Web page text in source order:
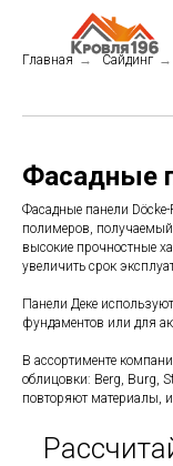
Главная → Сайдинг →
Фасадные
Фасадные панели
полимеров, получаемый
высокие прочностные
увеличить срок
Панели Деке
фундаментов или для
В ассортименте
облицовки: Berg, Burg,
повторяют материалы,